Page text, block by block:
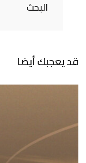
البحث
قد يعجبك أيضا